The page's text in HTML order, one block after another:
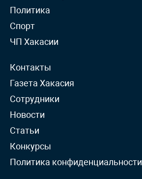
Политика
Спорт
ЧП Хакасии
Контакты
Газета Хакасия
Сотрудники
Новости
Статьи
Конкурсы
Политика конфиденциальности